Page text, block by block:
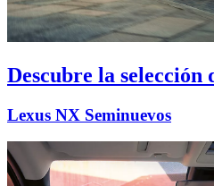
Descubre la selección
Lexus NX Seminuevos